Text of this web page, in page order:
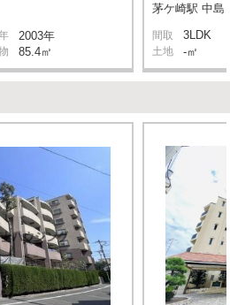
2003年
85.4㎡
茅ケ崎駅 中島
間取 3LDK
土地 -㎡